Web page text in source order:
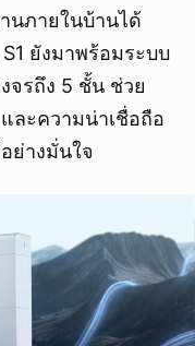
นภายในบ้านได้
ยังมาพร้อมระบบ
จรถึง 5 ชั้น ช่วย
ละความน่าเชื่อถือ
ย่างมั่นใจ